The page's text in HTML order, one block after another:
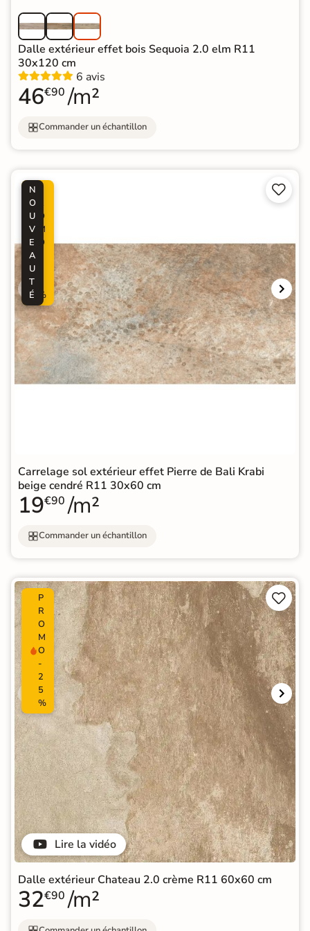
Dalle extérieur effet bois Sequoia 2.0 elm R11
30x120 cm
6 avis
46€90 /m²
Commander un échantillon
R
O
M
O
%
N
O
U
V
E
A
U
T
É


Carrelage sol extérieur effet Pierre de Bali Krabi
beige cendré R11 30x60 cm
19€90 /m²
Commander un échantillon
Lire la vidéo
P
R
O
M
O
-
2
5
%


Dalle extérieur Chateau 2.0 crème R11 60x60 cm
32€90 /m²